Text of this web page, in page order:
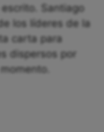
Santiago
los líderes de la
carta para
dispersos por